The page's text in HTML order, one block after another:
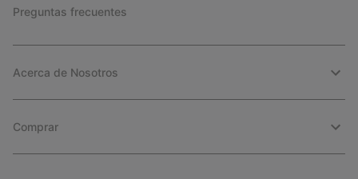
Preguntas frecuentes
Acerca de Nosotros
Comprar